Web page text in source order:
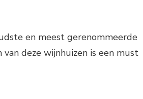
en meest gerenommeerde
deze wijnhuizen is een must